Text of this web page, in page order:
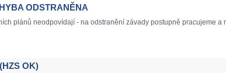
ODSTRANĚNA
plánů neodpovídají - na odstranění závady postupně pracujeme a
OK)